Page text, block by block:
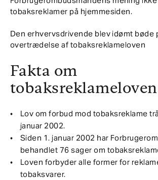
tobaksreklamer på hjemmesiden.
Den erhvervsdrivende blev idømt bøde
overtrædelse af tobaksreklameloven
Fakta om
tobaksreklameloven
Lov om forbud mod tobaksreklame
januar 2002.
Siden 1. januar 2002 har
behandlet 76 sager om
Loven forbyder alle former for
tobaksvarer.